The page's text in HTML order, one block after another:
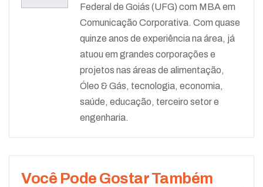
Federal de Goiás (UFG) com MBA em
Comunicação Corporativa. Com quase
quinze anos de experiência na área, já
atuou em grandes corporações e
projetos nas áreas de alimentação,
Óleo & Gás, tecnologia, economia,
saúde, educação, terceiro setor e
engenharia.
Você Pode Gostar Também